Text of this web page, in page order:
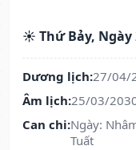
☀️ Thứ Bảy, Ngày
Dương lịch:27/04/
Âm lịch:25/03/
Can chi:Ngày:
Tuất